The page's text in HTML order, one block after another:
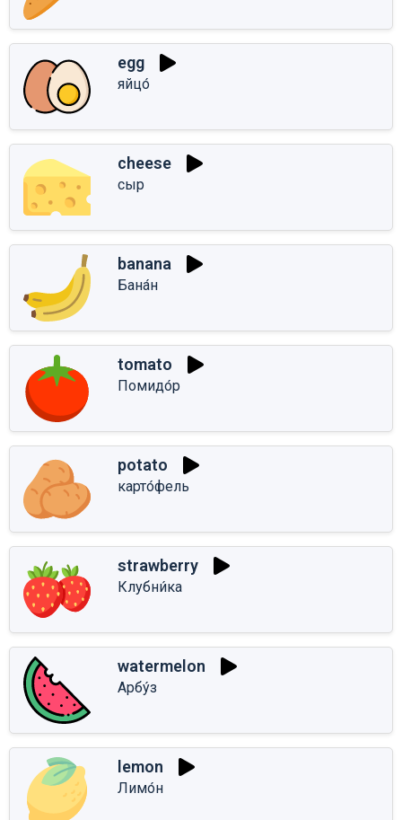
egg
яйцо́
cheese
сыр
banana
Бана́н
tomato
Помидо́р
potato
карто́фель
strawberry
Клубни́ка
watermelon
Арбу́з
lemon
Лимо́н